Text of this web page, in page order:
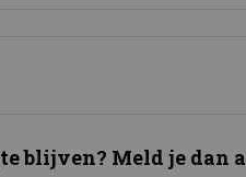
blijven? Meld je dan